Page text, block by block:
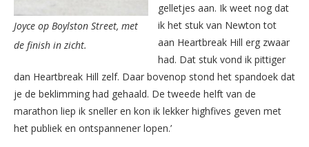
Joyce op Boylston Street, met
de finish in zicht.
gelletjes aan. Ik weet nog dat
ik het stuk van Newton tot
aan Heartbreak Hill erg zwaar
had. Dat stuk vond ik pittiger
dan Heartbreak Hill zelf. Daar bovenop stond het spandoek dat
je de beklimming had gehaald. De tweede helft van de
marathon liep ik sneller en kon ik lekker highfives geven met
het publiek en ontspannener lopen.’